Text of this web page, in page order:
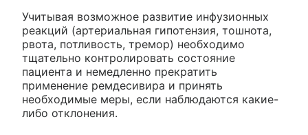
Учитывая возможное развитие инфузионных
реакций (артериальная гипотензия, тошнота,
рвота, потливость, тремор) необходимо
тщательно контролировать состояние
пациента и немедленно прекратить
применение ремдесивира и принять
необходимые меры, если наблюдаются какие-
либо отклонения.